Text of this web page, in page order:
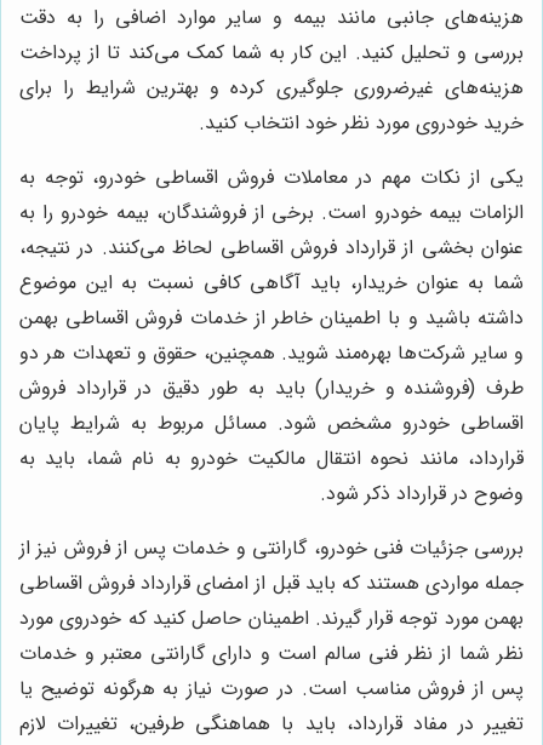
هزینه‌های جانبی مانند بیمه و سایر موارد اضافی را به دقت
بررسی و تحلیل کنید. این کار به شما کمک می‌کند تا از پرداخت
هزینه‌های غیرضروری جلوگیری کرده و بهترین شرایط را برای
خرید خودروی مورد نظر خود انتخاب کنید.
یکی از نکات مهم در معاملات فروش اقساطی خودرو، توجه به
الزامات بیمه خودرو است. برخی از فروشندگان، بیمه خودرو را به
عنوان بخشی از قرارداد فروش اقساطی لحاظ می‌کنند. در نتیجه،
شما به عنوان خریدار، باید آگاهی کافی نسبت به این موضوع
داشته باشید و با اطمینان خاطر از خدمات فروش اقساطی بهمن
و سایر شرکت‌ها بهره‌مند شوید. همچنین، حقوق و تعهدات هر دو
طرف (فروشنده و خریدار) باید به طور دقیق در قرارداد فروش
اقساطی خودرو مشخص شود. مسائل مربوط به شرایط پایان
قرارداد، مانند نحوه انتقال مالکیت خودرو به نام شما، باید به
وضوح در قرارداد ذکر شود.
بررسی جزئیات فنی خودرو، گارانتی و خدمات پس از فروش نیز از
جمله مواردی هستند که باید قبل از امضای قرارداد فروش اقساطی
بهمن مورد توجه قرار گیرند. اطمینان حاصل کنید که خودروی مورد
نظر شما از نظر فنی سالم است و دارای گارانتی معتبر و خدمات
پس از فروش مناسب است. در صورت نیاز به هرگونه توضیح یا
تغییر در مفاد قرارداد، باید با هماهنگی طرفین، تغییرات لازم